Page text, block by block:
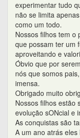
experimentar tudo
não se limita
como um todo.
Nossos filhos tem o
que possam ter um
aproveitando e
Óbvio que por
nós que somos
imensa.
Obrigado muito
Nossos filhos estão
evolução sONcial e
As conquistas são
A um ano atrás